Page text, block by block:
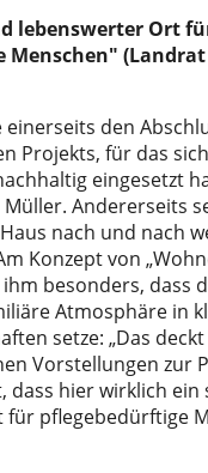
lebenswerter Ort
Menschen"
den
Projekts, für das
eingesetzt
Andererseits
nach und nach
Konzept von
ihm besonders, dass
Atmosphäre in
setze: „Das
Vorstellungen zur
dass hier wirklich ein
für pflegebedürftige